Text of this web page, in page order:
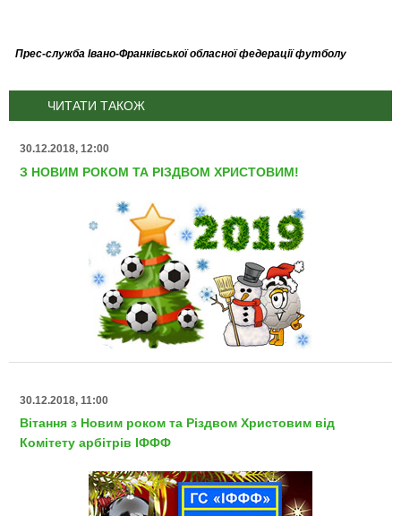
Прес-служба Івано-Франківської обласної федерації футболу
ЧИТАТИ ТАКОЖ
30.12.2018, 12:00
З НОВИМ РОКОМ ТА РІЗДВОМ ХРИСТОВИМ!
30.12.2018, 11:00
Вітання з Новим роком та Різдвом Христовим від
Комітету арбітрів ІФФФ